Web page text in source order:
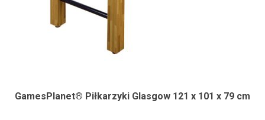
GamesPlanet® Piłkarzyki Glasgow 121 x 101 x 79 cm